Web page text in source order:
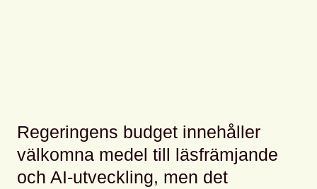
Regeringens budget innehåller
välkomna medel till läsfrämjande
och AI-utveckling, men det